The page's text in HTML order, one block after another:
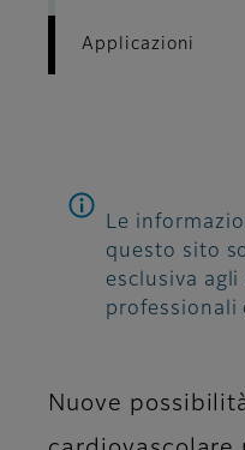
Applicazioni
Le
questo sito
esclusiva
professionali
Nuove